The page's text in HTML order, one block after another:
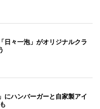
日々一泡」がオリジナルクラ
にハンバーガーと自家製アイ